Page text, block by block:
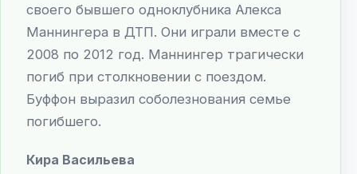
своего бывшего одноклубника Алекса
Маннингера в ДТП. Они играли вместе с
2008 по 2012 год. Маннингер трагически
погиб при столкновении с поездом.
Буффон выразил соболезнования семье
погибшего.
Кира Васильева